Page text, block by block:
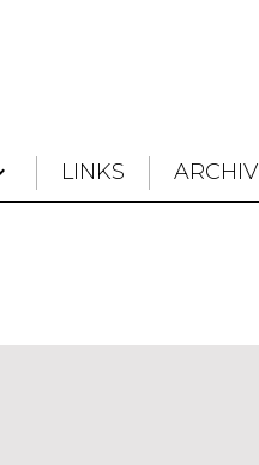
LINKS ARCHIV